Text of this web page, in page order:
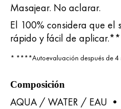
Masajear. No aclarar.
El 100% considera que el
rápido y fácil de
* ****Autoevaluación después de 4
Composición
AQUA / WATER / EAU •